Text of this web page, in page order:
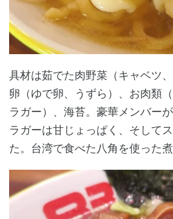
具材は茹でた肉野菜（キャベツ
卵（ゆで卵、うずら）、お肉類
ラガー）、海苔。豪華メンバー
ラガーは甘じょっぱく、そして
た。台湾で食べた八角を使った